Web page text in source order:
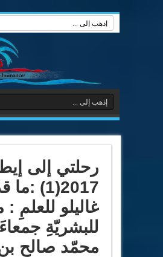
رحلتي إلى
2017(1)
غاليلو للعلمِ
للبشريّةِ
محمّد صالح